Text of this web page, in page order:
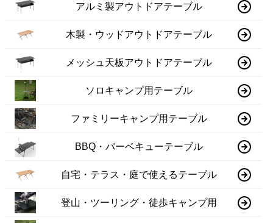
アルミ製アウトドアテーブル
木製・ウッドアウトドアテーブル
メッシュ天板アウトドアテーブル
ソロキャンプ用テーブル
ファミリーキャンプ用テーブル
BBQ・バーベキューテーブル
自宅・テラス・庭で使えるテーブル
登山・ツーリング・徒歩キャンプ用